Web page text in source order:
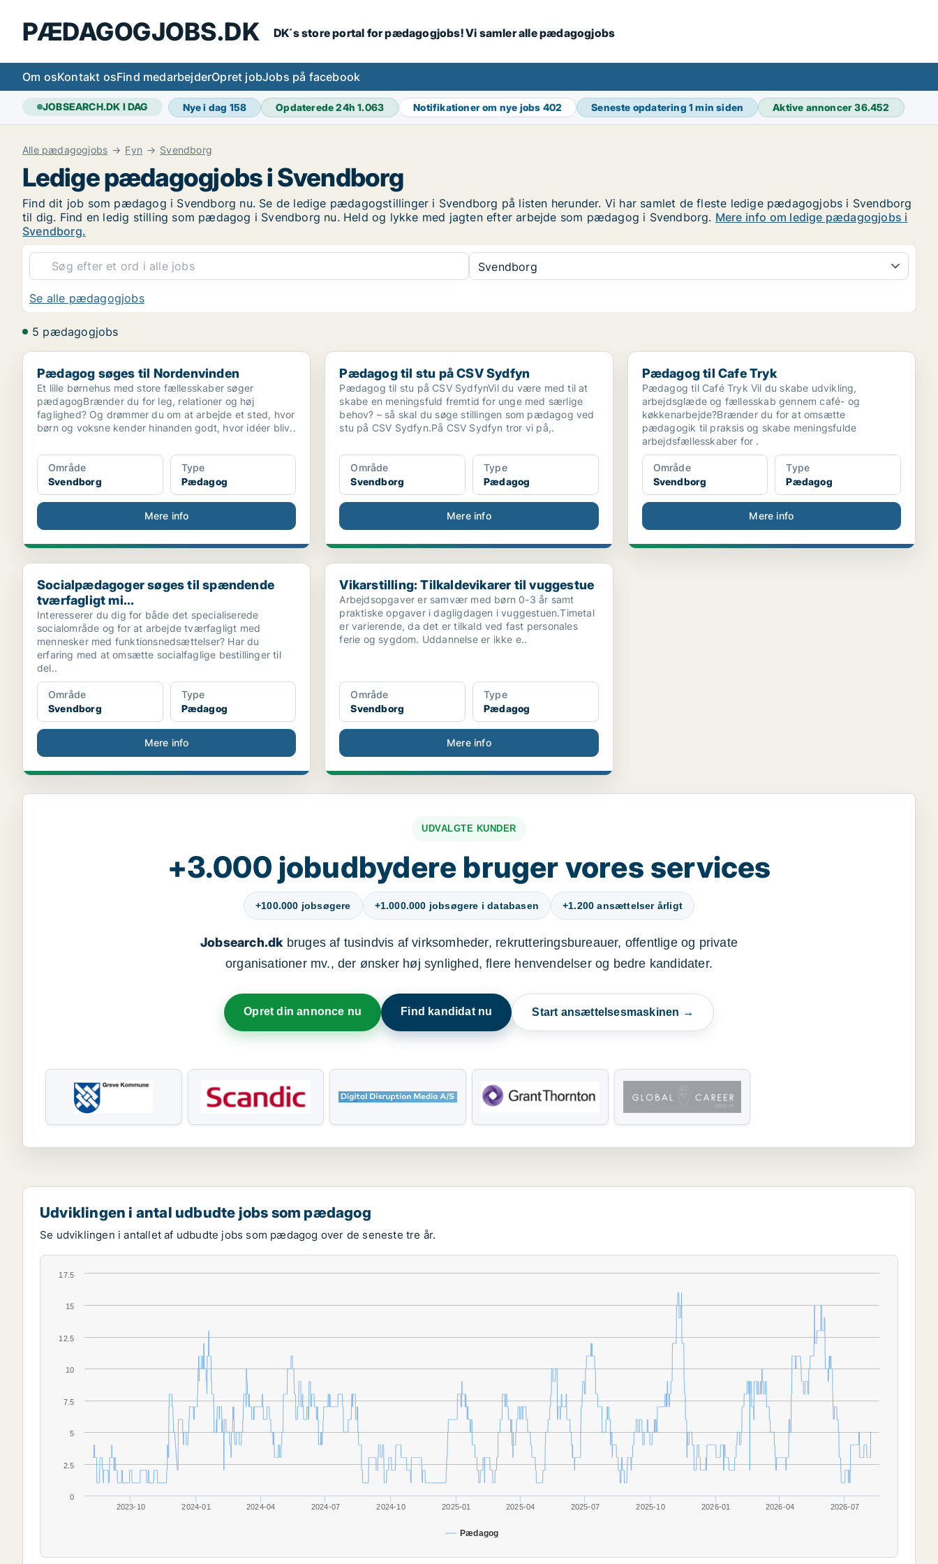
PÆDAGOGJOBS.DK DK´s store portal for pædagogjobs! Vi samler alle pædagogjobs
Om osKontakt osFind medarbejderOpret jobJobs på facebook
JOBSEARCH.DK I DAG Nye i dag 158 Opdaterede 24h1.063 Notifikationer om nye jobs 402 Seneste opdatering1 min siden Aktive annoncer36.452
Alle pædagogjobs Fyn Svendborg
Ledige pædagogjobs i Svendborg
Find dit job som pædagog i Svendborg nu. Se de ledige pædagogstillinger i Svendborg på listen herunder. Vi har samlet de fleste ledige pædagogjobs i Svendborg
til dig. Find en ledig stilling som pædagog i Svendborg nu. Held og lykke med jagten efter arbejde som pædagog i Svendborg. Mere info om ledige pædagogjobs i
Svendborg.
Svendborg
Se alle pædagogjobs
5 pædagogjobs
Pædagog søges til Nordenvinden
Pædagog søges til Nordenvinden
Et lille børnehus med store fællesskaber søger
pædagogBrænder du for leg, relationer og høj
faglighed? Og drømmer du om at arbejde et sted, hvor
børn og voksne kender hinanden godt, hvor idéer bliv..
Område
Svendborg
Type
Pædagog
Mere info
Pædagog til stu på CSV Sydfyn
Pædagog til stu på CSV Sydfyn
Pædagog til stu på CSV SydfynVil du være med til at
skabe en meningsfuld fremtid for unge med særlige
behov? – så skal du søge stillingen som pædagog ved
stu på CSV Sydfyn.På CSV Sydfyn tror vi på,.
Område
Svendborg
Type
Pædagog
Mere info
Pædagog til Cafe Tryk
Pædagog til Cafe Tryk
Pædagog til Café Tryk Vil du skabe udvikling,
arbejdsglæde og fællesskab gennem café- og
køkkenarbejde?Brænder du for at omsætte
pædagogik til praksis og skabe meningsfulde
arbejdsfællesskaber for .
Område
Svendborg
Type
Pædagog
Mere info
Socialpædagoger søges til spændende tværfagligt mi...
Socialpædagoger søges til spændende
tværfagligt mi...
Interesserer du dig for både det specialiserede
socialområde og for at arbejde tværfagligt med
mennesker med funktionsnedsættelser? Har du
erfaring med at omsætte socialfaglige bestillinger til
del..
Område
Svendborg
Type
Pædagog
Mere info
Vikarstilling: Tilkaldevikarer til vuggestue
Vikarstilling: Tilkaldevikarer til vuggestue
Arbejdsopgaver er samvær med børn 0-3 år samt
praktiske opgaver i dagligdagen i vuggestuen.Timetal
er varierende, da det er tilkald ved fast personales
ferie og sygdom. Uddannelse er ikke e..
Område
Svendborg
Type
Pædagog
Mere info
UDVALGTE KUNDER
+3.000 jobudbydere bruger vores services
+100.000 jobsøgere +1.000.000 jobsøgere i databasen +1.200 ansættelser årligt
Jobsearch.dkbruges af tusindvis af virksomheder, rekrutteringsbureauer, offentlige og private
organisationer mv., der ønsker høj synlighed, flere henvendelser og bedre kandidater.
Opret din annonce nu Find kandidat nu Start ansættelsesmaskinen →
Udviklingen i antal udbudte jobs som pædagog
Se udviklingen i antallet af udbudte jobs som pædagog over de seneste tre år.
Pædagog
2023-10 2024-01 2024-04 2024-07 2024-10 2025-01 2025-04 2025-07 2025-10 2026-01 2026-04 2026-07
0
2.5
5
7.5
10
12.5
15
17.5